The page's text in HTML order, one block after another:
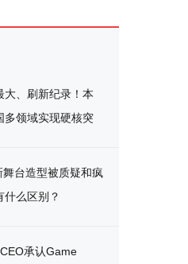
大、刷新纪录！本
多领域实现硬核突
舞台造型被质疑和疯
什么区别？
承认Game